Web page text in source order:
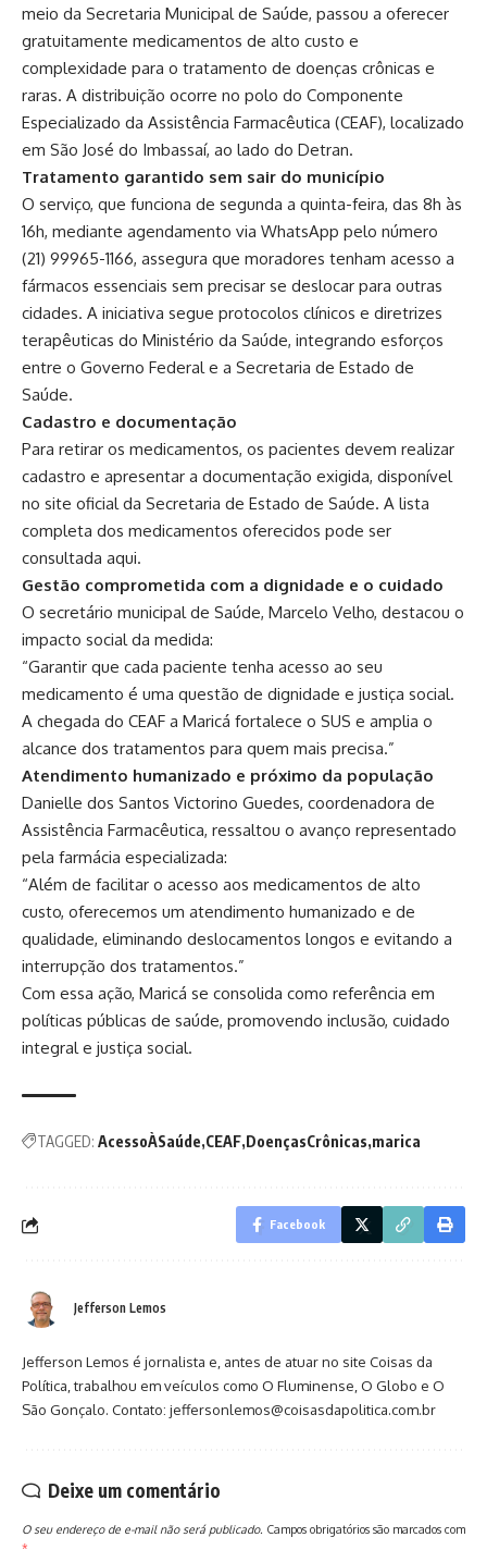
meio da Secretaria Municipal de Saúde, passou a oferecer
gratuitamente medicamentos de alto custo e
complexidade para o tratamento de doenças crônicas e
raras. A distribuição ocorre no polo do Componente
Especializado da Assistência Farmacêutica (CEAF), localizado
em São José do Imbassaí, ao lado do Detran.
Tratamento garantido sem sair do município
O serviço, que funciona de segunda a quinta-feira, das 8h às
16h, mediante agendamento via WhatsApp pelo número
(21) 99965-1166, assegura que moradores tenham acesso a
fármacos essenciais sem precisar se deslocar para outras
cidades. A iniciativa segue protocolos clínicos e diretrizes
terapêuticas do Ministério da Saúde, integrando esforços
entre o Governo Federal e a Secretaria de Estado de
Saúde.
Cadastro e documentação
Para retirar os medicamentos, os pacientes devem realizar
cadastro e apresentar a documentação exigida, disponível
no site oficial da Secretaria de Estado de Saúde. A lista
completa dos medicamentos oferecidos pode ser
consultada aqui.
Gestão comprometida com a dignidade e o cuidado
O secretário municipal de Saúde, Marcelo Velho, destacou o
impacto social da medida:
“Garantir que cada paciente tenha acesso ao seu
medicamento é uma questão de dignidade e justiça social.
A chegada do CEAF a Maricá fortalece o SUS e amplia o
alcance dos tratamentos para quem mais precisa.”
Atendimento humanizado e próximo da população
Danielle dos Santos Victorino Guedes, coordenadora de
Assistência Farmacêutica, ressaltou o avanço representado
pela farmácia especializada:
“Além de facilitar o acesso aos medicamentos de alto
custo, oferecemos um atendimento humanizado e de
qualidade, eliminando deslocamentos longos e evitando a
interrupção dos tratamentos.”
Com essa ação, Maricá se consolida como referência em
políticas públicas de saúde, promovendo inclusão, cuidado
integral e justiça social.
TAGGED: AcessoÀSaúde CEAF DoençasCrônicas marica
Facebook
Jefferson Lemos
Jefferson Lemos é jornalista e, antes de atuar no site Coisas da
Política, trabalhou em veículos como O Fluminense, O Globo e O
São Gonçalo. Contato: jeffersonlemos@coisasdapolitica.com.br
Deixe um comentário
O seu endereço de e-mail não será publicado. Campos obrigatórios são marcados com
*